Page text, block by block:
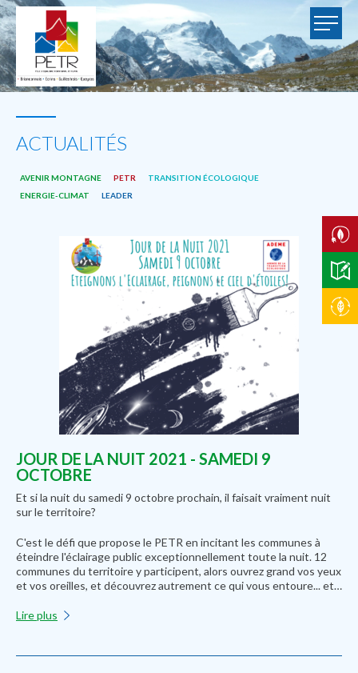
ACTUALITÉS
AVENIR MONTAGNE PETR
TRANSITION ÉCOLOGIQUE
ENERGIE-CLIMAT
LEADER
JOUR DE LA NUIT 2021 - SAMEDI 9
OCTOBRE
Et si la nuit du samedi 9 octobre prochain, il faisait vraiment nuit
sur le territoire?
C'est le défi que propose le PETR en incitant les communes à
éteindre l'éclairage public exceptionnellement toute la nuit. 12
communes du territoire y participent, alors ouvrez grand vos yeux
et vos oreilles, et découvrez autrement ce qui vous entoure... et…
Lire plus